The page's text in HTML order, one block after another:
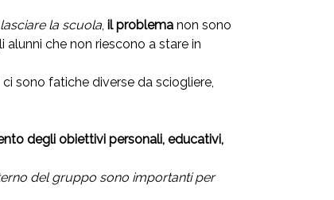
lasciare la scuola, il problema non sono
alunni che non riescono a stare in
ci sono fatiche diverse da sciogliere,
degli obiettivi personali, educativi,
del gruppo sono importanti per